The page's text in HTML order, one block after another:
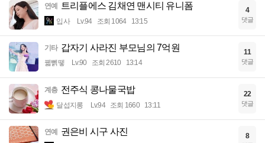
연예 트리플에스 김채연 맨시티 유니폼
입사 Lv.94 조회 1064 13:15
4
댓글
기타 갑자기 사라진 부모님의 7억원
꿻뻵뗗 Lv.90 조회 2610 13:14
11
댓글
계층 전주식 콩나물국밥
달섭지롱 Lv.94 조회 1660 13:11
22
댓글
연예 권은비 시구 사진 8